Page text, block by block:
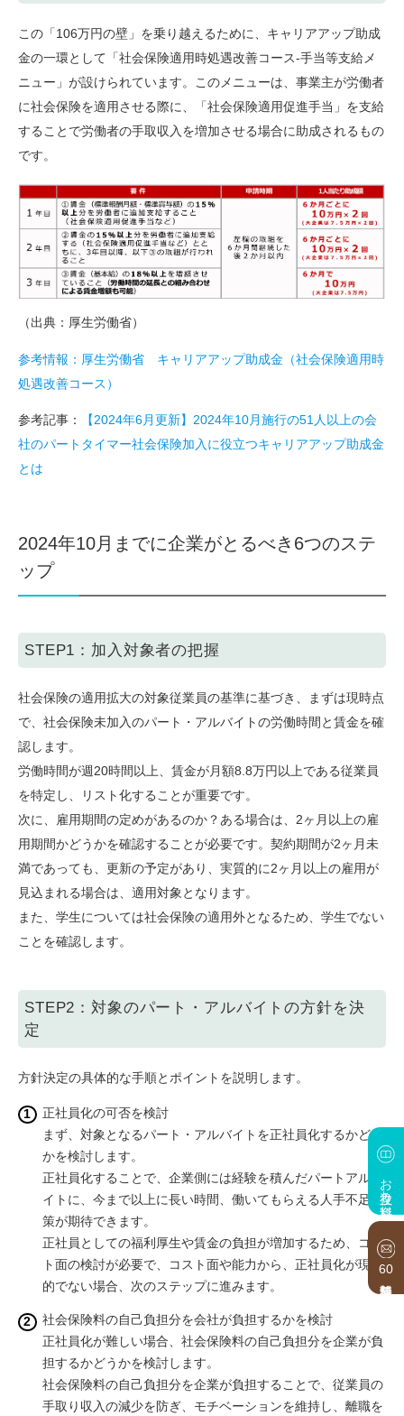
お役立ち資料
60
この「106万円の壁」を乗り越えるために、キャリアアップ助成
金の一環として「社会保険適用時処遇改善コース-手当等支給メ
ニュー」が設けられています。このメニューは、事業主が労働者
に社会保険を適用させる際に、「社会保険適用促進手当」を支給
することで労働者の手取収入を増加させる場合に助成されるもの
です。
（出典：厚生労働省）
参考情報：厚生労働省 キャリアアップ助成金（社会保険適用時
処遇改善コース）
参考記事：
【2024年6月更新】2024年10月施行の51人以上の会
社のパートタイマー社会保険加入に役立つキャリアアップ助成金
とは
2024年10月までに企業がとるべき6つのステ
ップ
STEP1：加入対象者の把握
社会保険の適用拡大の対象従業員の基準に基づき、まずは現時点
で、社会保険未加入のパート・アルバイトの労働時間と賃金を確
認します。
労働時間が週20時間以上、賃金が月額8.8万円以上である従業員
を特定し、リスト化することが重要です。
次に、雇用期間の定めがあるのか？ある場合は、2ヶ月以上の雇
用期間かどうかを確認することが必要です。契約期間が2ヶ月未
満であっても、更新の予定があり、実質的に2ヶ月以上の雇用が
見込まれる場合は、適用対象となります。
また、学生については社会保険の適用外となるため、学生でない
ことを確認します。
STEP2：対象のパート・アルバイトの方針を決
定
方針決定の具体的な手順とポイントを説明します。
正社員化の可否を検討
まず、対象となるパート・アルバイトを正社員化するかどう
かを検討します。
正社員化することで、企業側には経験を積んだパートアルバ
イトに、今まで以上に長い時間、働いてもらえる人手不足対
策が期待できます。
正社員としての福利厚生や賃金の負担が増加するため、コス
ト面の検討が必要で、コスト面や能力から、正社員化が現実
的でない場合、次のステップに進みます。
社会保険料の自己負担分を会社が負担するかを検討
正社員化が難しい場合、社会保険料の自己負担分を企業が負
担するかどうかを検討します。
社会保険料の自己負担分を企業が負担することで、従業員の
手取り収入の減少を防ぎ、モチベーションを維持し、離職を